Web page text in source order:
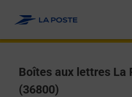
Boîtes aux lettres La
(36800)